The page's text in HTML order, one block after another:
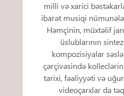
milli və xarici
ibarət musiqi
Həmçinin, müxtəlif
üslublarının
kompozisiyalar
çərçivəsində
tarixi, fəaliyyəti və
videoçarxlar da